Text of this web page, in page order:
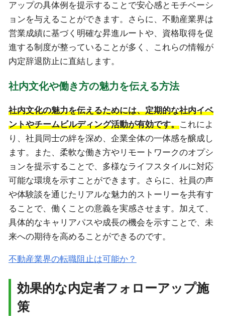
アップの具体例を提示することで安心感とモチベーシ
ョンを与えることができます。さらに、不動産業界は
営業成績に基づく明確な昇進ルートや、資格取得を促
進する制度が整っていることが多く、これらの情報が
内定辞退防止に直結します。
社内文化や働き方の魅力を伝える方法
社内文化の魅力を伝えるためには、定期的な社内イベ
ントやチームビルディング活動が有効です。これによ
り、社員同士の絆を深め、企業全体の一体感を醸成し
ます。また、柔軟な働き方やリモートワークのオプシ
ョンを提示することで、多様なライフスタイルに対応
可能な環境を示すことができます。さらに、社員の声
や体験談を通じたリアルな魅力的ストーリーを共有す
ることで、働くことの意義を実感させます。加えて、
具体的なキャリアパスや成長の機会を示すことで、未
来への期待を高めることができるのです。
不動産業界の転職阻止は可能か？
効果的な内定者フォローアップ施
策